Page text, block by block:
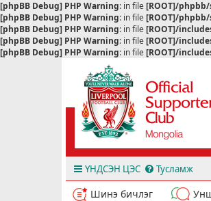
[phpBB Debug] PHP Warning: in file[ROOT]/
[phpBB Debug] PHP Warning: in file[ROOT]/
[phpBB Debug] PHP Warning: in file[ROOT]/
[phpBB Debug] PHP Warning: in file[ROOT]/
[phpBB Debug] PHP Warning: in file[ROOT]/
ҮНДСЭН ЦЭС Тусламж
Шинэ бичлэг